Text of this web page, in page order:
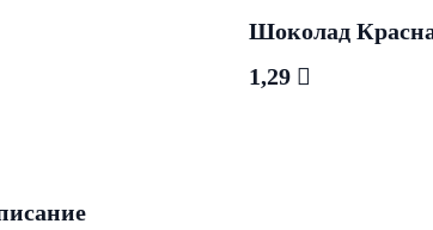
Шоколад
1,29 